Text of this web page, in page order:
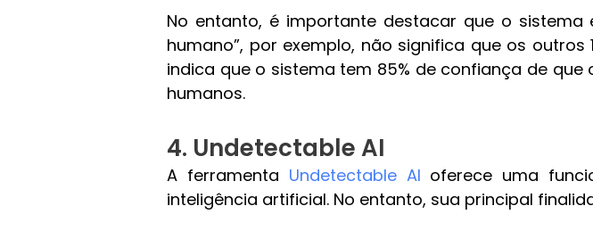
No entanto, é importante destacar que o
humano”, por exemplo, não significa que os
indica que o sistema tem 85% de confiança de
humanos.
4. Undetectable AI
A ferramenta Undetectable AI oferece uma
inteligência artificial. No entanto, sua principal